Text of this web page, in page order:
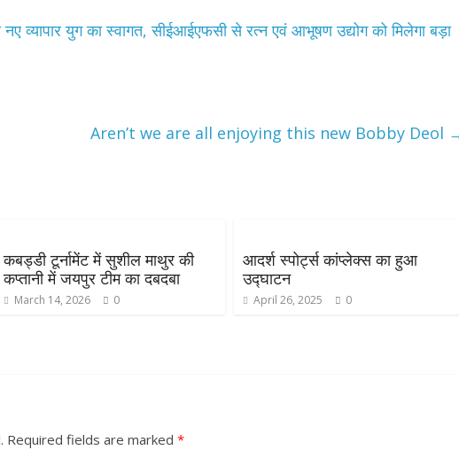
नए व्यापार युग का स्वागत, सीईआईएफसी से रत्न एवं आभूषण उद्योग को मिलेगा बड़ा
Aren’t we are all enjoying this new Bobby Deol
कबड्डी टूर्नामेंट में सुशील माथुर की
कप्तानी में जयपुर टीम का दबदबा
March 14, 2026 0
आदर्श स्पोर्ट्स कांप्लेक्स का हुआ
उद्घाटन
April 26, 2025 0
Required fields are marked *